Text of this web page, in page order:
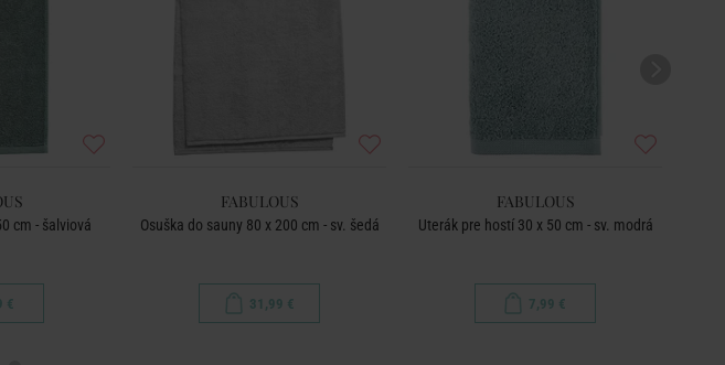
cm - šalviová
€
FABULOUS
Osuška do sauny 80 x 200 cm - sv. šedá
31,99 €
FABULOUS
Uterák pre hostí 30 x 50 cm - sv. modrá
7,99 €